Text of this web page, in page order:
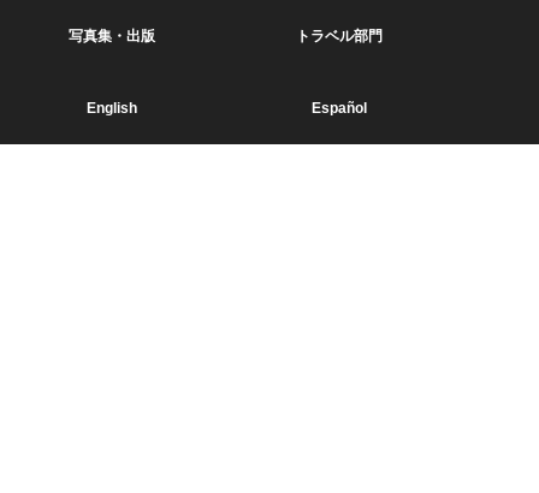
写真集・出版 トラベル部門
English Español